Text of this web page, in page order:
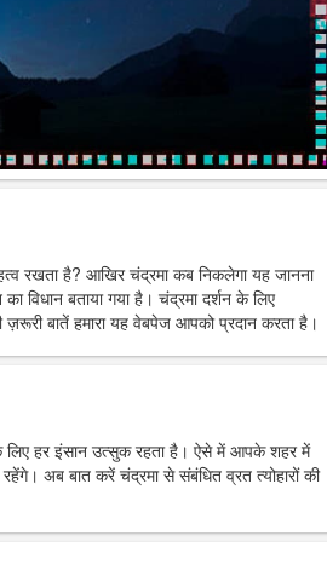
रखता है? आखिर चंद्रमा कब निकलेगा यह जानना
विधान बताया गया है। चंद्रमा दर्शन के लिए
बातें हमारा यह वेबपेज आपको प्रदान करता है।
लिए हर इंसान उत्सुक रहता है। ऐसे में आपके शहर में
अब बात करें चंद्रमा से संबंधित व्रत त्योहारों की